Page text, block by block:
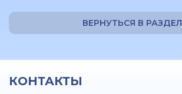
ВЕРНУТЬСЯ В РАЗДЕЛ
КОНТАКТЫ